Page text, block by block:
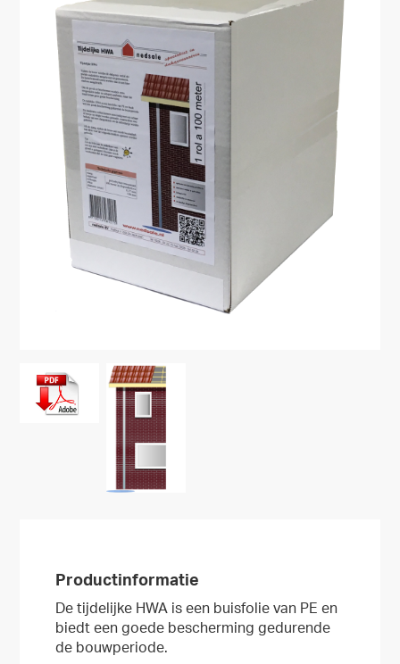
Productinformatie
De tijdelijke HWA is een buisfolie van PE en
biedt een goede bescherming gedurende
de bouwperiode.